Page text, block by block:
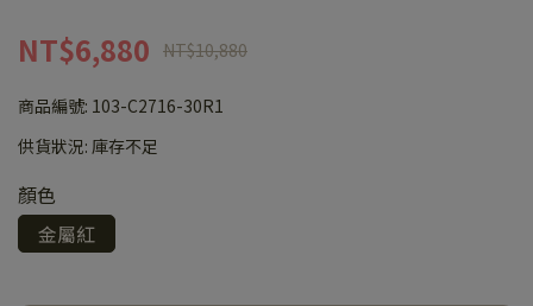
NT$6,880 NT$10,880
商品編號: 103-C2716-30R1
供貨狀況: 庫存不足
顏色
金屬紅